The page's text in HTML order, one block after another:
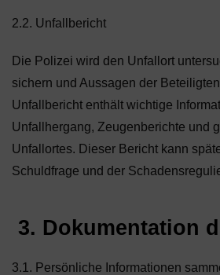
2.2. Unfallbericht
Die Polizei wird den Unfallort
sichern und Aussagen der
Unfallbericht enthält wichtige
Unfallhergang, Zeugenberichte und
Unfallortes. Dieser Bericht kann
Schuldfrage und der
3. Dokumentation
3.1. Persönliche Informationen